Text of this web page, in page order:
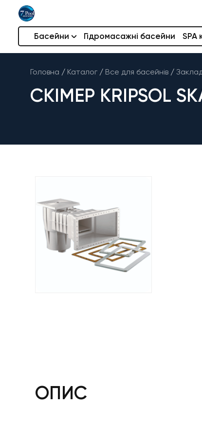
Басейни Гідромасажні басейни SPA
Головна / Каталог / Все для басейнів /
СКІМЕР KRIPSOL
ОПИС